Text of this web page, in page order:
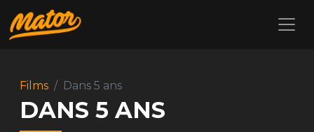
Films Dans 5 ans
DANS 5 ANS